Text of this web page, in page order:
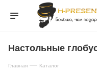
Настольные
Главная — Каталог